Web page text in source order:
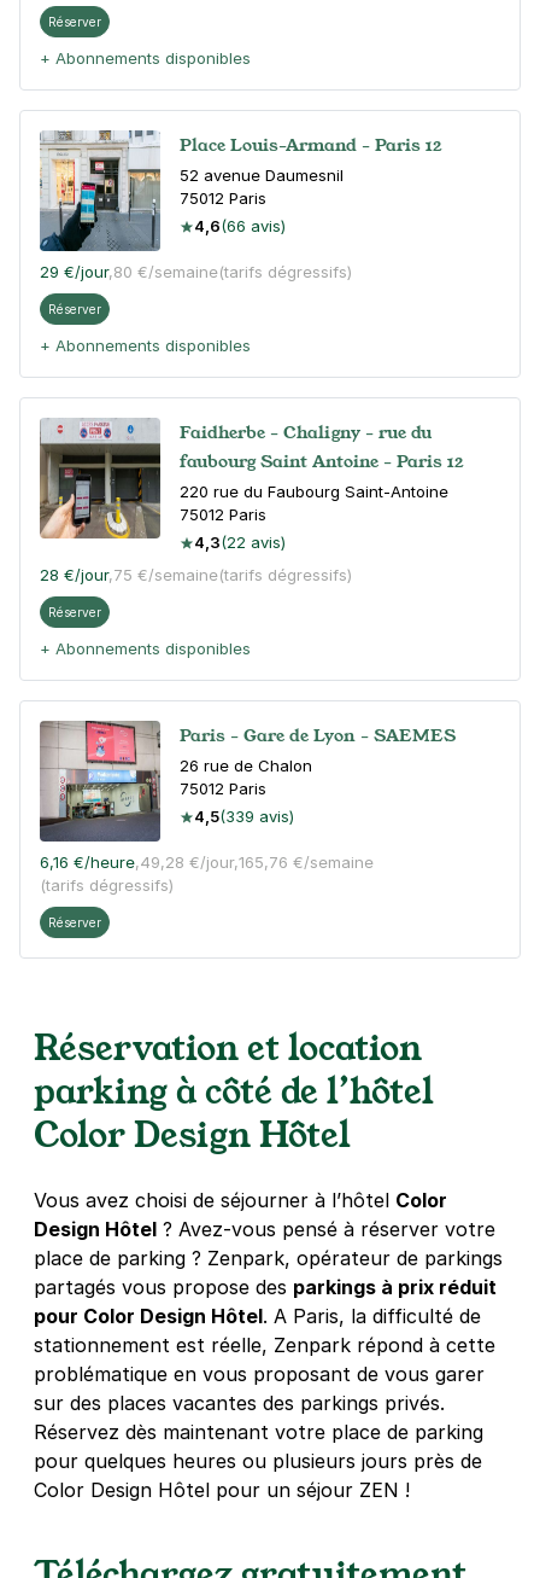
Réserver
+ Abonnements disponibles
Place Louis-Armand - Paris 12
52 avenue Daumesnil
75012 Paris
4,6(66 avis)
29 €/jour,80 €/semaine(tarifs dégressifs)
Réserver
+ Abonnements disponibles
Faidherbe - Chaligny - rue du
faubourg Saint Antoine - Paris 12
220 rue du Faubourg Saint-Antoine
75012 Paris
4,3(22 avis)
28 €/jour,75 €/semaine(tarifs dégressifs)
Réserver
+ Abonnements disponibles
Paris - Gare de Lyon - SAEMES
26 rue de Chalon
75012 Paris
4,5(339 avis)
6,16 €/heure,49,28 €/jour,165,76 €/semaine
(tarifs dégressifs)
Réserver
15 passage Thiéré
75011Paris
4,0(259 avis)
4 €/heure,32 €/jour,100 €/semaine(tarifs dégressifs)
+ Abonnements disponibles
Paris - Mairie du 12e - Jardin de
Reuilly
183 rue de Charenton
75012Paris
4,4(399 avis)
2,50 € /heure,27 €/jour,81 €/semaine(tarifs dégressifs)
Réserver
Réservation et location
parking à côté de l’hôtel
Color Design Hôtel
Vous avez choisi de séjourner à l’hôtel Color
Design Hôtel ? Avez-vous pensé à réserver votre
place de parking ? Zenpark, opérateur de parkings
partagés vous propose des parkings à prix réduit
pour Color Design Hôtel. A Paris, la difficulté de
stationnement est réelle, Zenpark répond à cette
problématique en vous proposant de vous garer
sur des places vacantes des parkings privés.
Réservez dès maintenant votre place de parking
pour quelques heures ou plusieurs jours près de
Color Design Hôtel pour un séjour ZEN !